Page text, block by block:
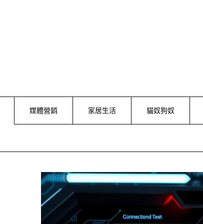
媒體營銷 家居生活 貓奴狗奴